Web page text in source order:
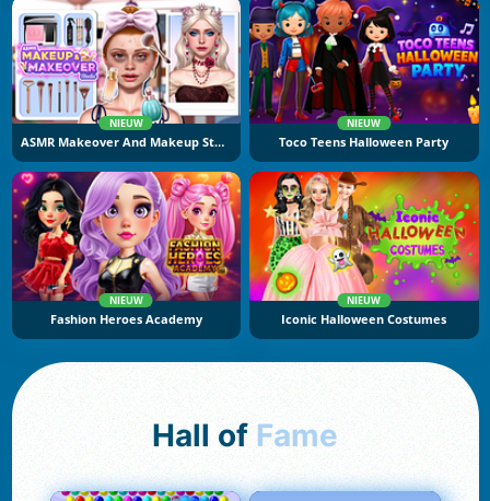
NIEUW
ASMR Makeover And Makeup Studio
NIEUW
Toco Teens Halloween Party
NIEUW
Fashion Heroes Academy
NIEUW
Iconic Halloween Costumes
Hall of Fame